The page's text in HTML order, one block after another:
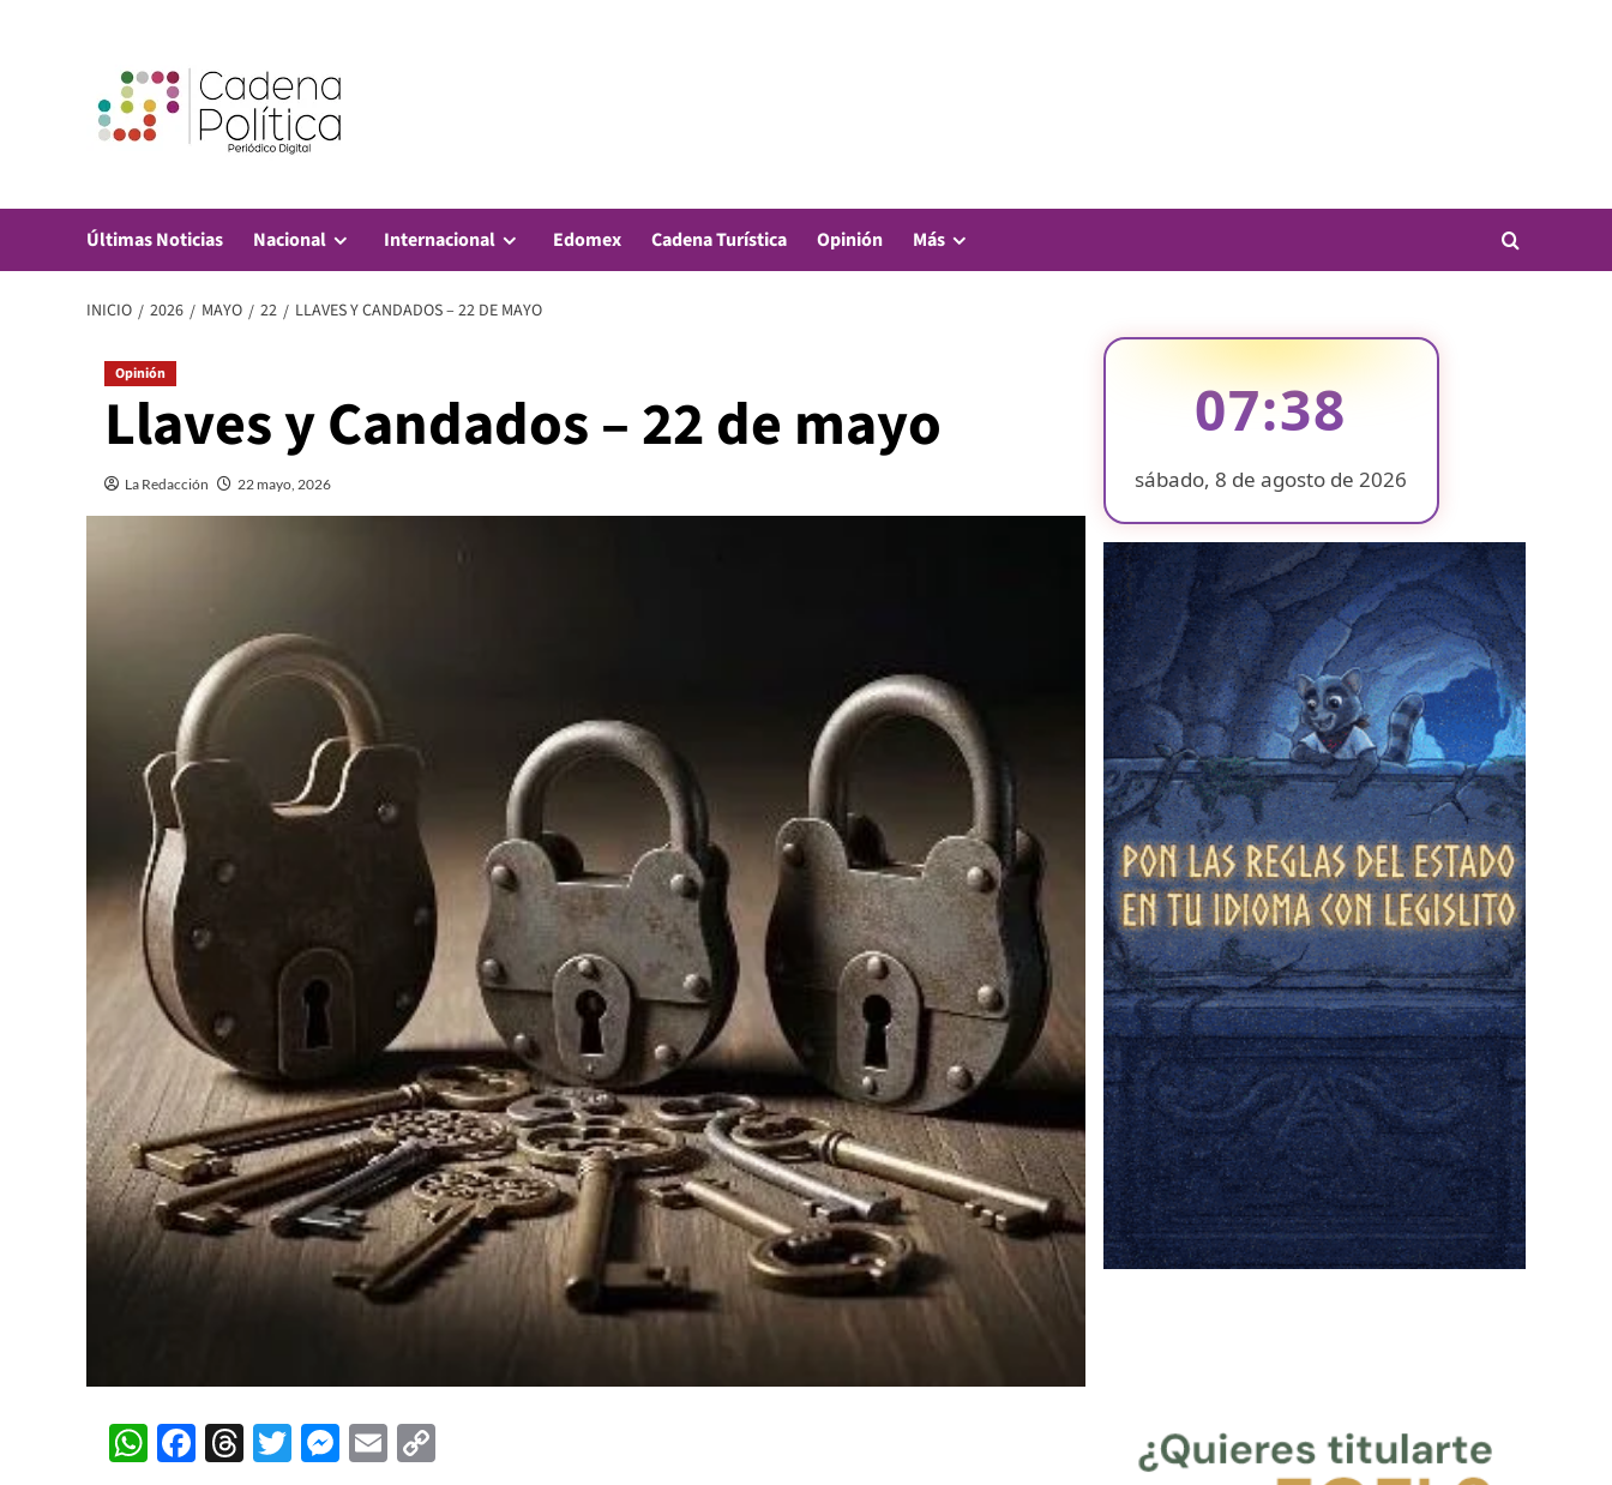
Últimas Noticias Nacional Internacional Edomex Cadena Turística Opinión Más
INICIO 2026 MAYO 22 LLAVES Y CANDADOS – 22 DE MAYO
Opinión
Llaves y Candados – 22 de mayo
La Redacción 22 mayo, 2026
WhatsApp
Facebook
Threads
Twitter
Messenger
Email
07:38
sábado, 8 de agosto de 2026
❄
❄
❄
❄
❄
❄
❄
❄
❄